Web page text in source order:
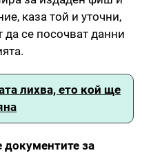
каза той и уточни,
да се посочват данни
лихва, ето кой ще
за